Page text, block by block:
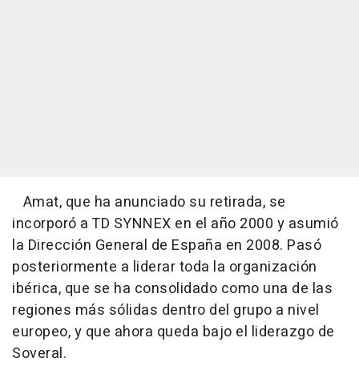
Amat, que ha anunciado su retirada, se
incorporó a TD SYNNEX en el año 2000 y asumió
la Dirección General de España en 2008. Pasó
posteriormente a liderar toda la organización
ibérica, que se ha consolidado como una de las
regiones más sólidas dentro del grupo a nivel
europeo, y que ahora queda bajo el liderazgo de
Soveral.